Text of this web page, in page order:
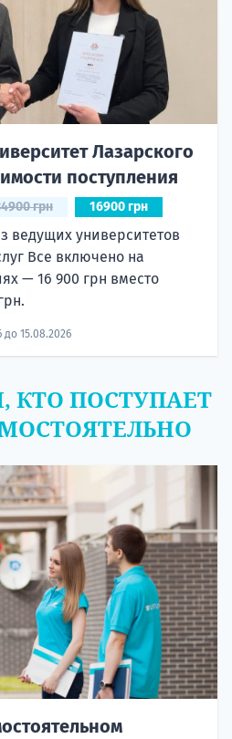
Лазарского
поступления
грн 16900 грн
ведущих университетов
Все включено на
— 16 900 грн вместо
до 15.08.2026
ПОСТУПАЕТ